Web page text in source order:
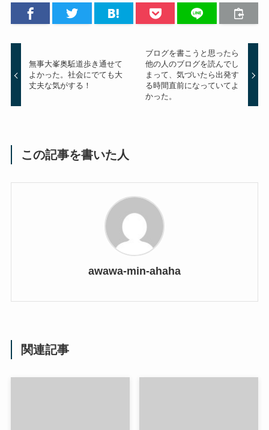
無事大峯奥駈道歩き通せて
よかった。社会にでても大
丈夫な気がする！
ブログを書こうと思ったら
他の人のブログを読んでし
まって、気づいたら出発す
る時間直前になっていてよ
かった。
この記事を書いた人
awawa-min-ahaha
関連記事